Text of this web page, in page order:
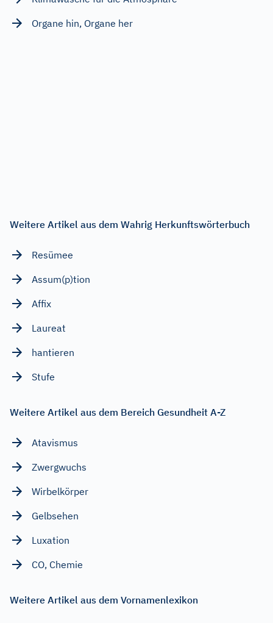
Organe hin, Organe her
Weitere Artikel aus dem Wahrig Herkunftswörterbuch
Resümee
Assum(p)tion
Affix
Laureat
hantieren
Stufe
Weitere Artikel aus dem Bereich Gesundheit A-Z
Atavismus
Zwergwuchs
Wirbelkörper
Gelbsehen
Luxation
CO, Chemie
Weitere Artikel aus dem Vornamenlexikon